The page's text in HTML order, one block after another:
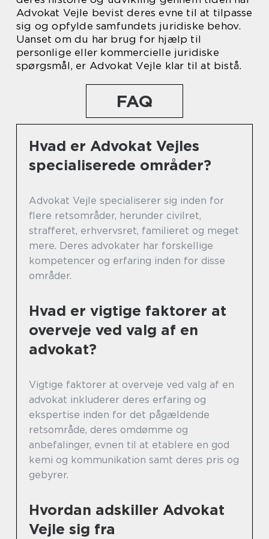
Advokat Vejle bevist deres evne til at tilpasse
sig og opfylde samfundets juridiske behov.
Uanset om du har brug for hjælp til
personlige eller kommercielle juridiske
spørgsmål, er Advokat Vejle klar til at bistå.
FAQ
Hvad er Advokat Vejles
specialiserede områder?
Advokat Vejle specialiserer sig inden for
flere retsområder, herunder civilret,
strafferet, erhvervsret, familieret og meget
mere. Deres advokater har forskellige
kompetencer og erfaring inden for disse
områder.
Hvad er vigtige faktorer at
overveje ved valg af en
advokat?
Vigtige faktorer at overveje ved valg af en
advokat inkluderer deres erfaring og
ekspertise inden for det pågældende
retsområde, deres omdømme og
anbefalinger, evnen til at etablere en god
kemi og kommunikation samt deres pris og
gebyrer.
Hvordan adskiller Advokat
Vejle sig fra